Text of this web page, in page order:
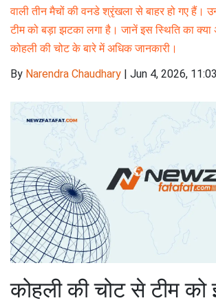
वाली तीन मैचों की वनडे श्रृंखला से बाहर हो गए हैं।
टीम को बड़ा झटका लगा है। जानें इस स्थिति का
कोहली की चोट के बारे में अधिक जानकारी।
By Narendra Chaudhary | Jun 4, 2026,
कोहली की चोट से टीम